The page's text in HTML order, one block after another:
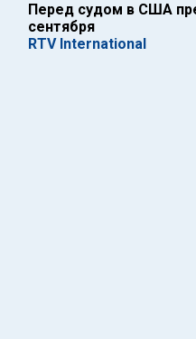
Перед судом в США
сентября
RTV International